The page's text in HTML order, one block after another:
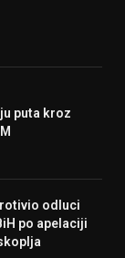
puta kroz
odluci
po apelaciji